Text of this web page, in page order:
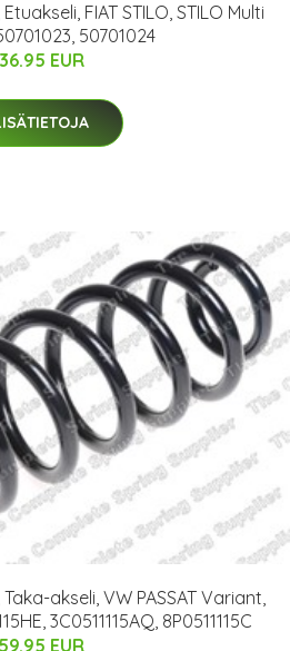
FIAT STILO, STILO Multi
50701024
36.95 EUR
akseli, VW PASSAT Variant,
3C0511115AQ, 8P0511115C
59.95 EUR